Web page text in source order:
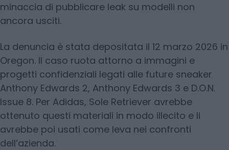
minaccia di pubblicare leak su modelli non
ancora usciti.
La denuncia è stata depositata il 12 marzo 2026 in
Oregon. Il caso ruota attorno a immagini e
progetti confidenziali legati alle future sneaker
Anthony Edwards 2, Anthony Edwards 3 e D.O.N.
Issue 8. Per Adidas, Sole Retriever avrebbe
ottenuto questi materiali in modo illecito e li
avrebbe poi usati come leva nei confronti
dell’azienda.